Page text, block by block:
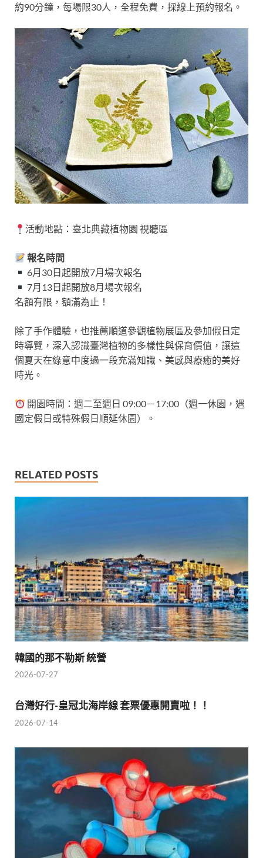
約90分鐘，每場限30人，全程免費，採線上預約報名。
活動地點： 臺北典藏植物園 視聽區
報名時間
6月30日起開放7月場次報名
7月13日起開放8月場次報名
名額有限，額滿為止！
除了手作體驗，也推薦順道參觀植物展區及參加假日定
時導覽，深入認識臺灣植物的多樣性與保育價值，讓這
個夏天在綠意中度過一段充滿知識、美感與療癒的美好
時光。
開園時間：週二至週日 09:00－17:00（週一休園，遇
國定假日或特殊假日順延休園）。
RELATED POSTS
韓國的那不勒斯 統營
2026-07-27
台灣好行-皇冠北海岸線 套票優惠開賣啦！！
2026-07-14